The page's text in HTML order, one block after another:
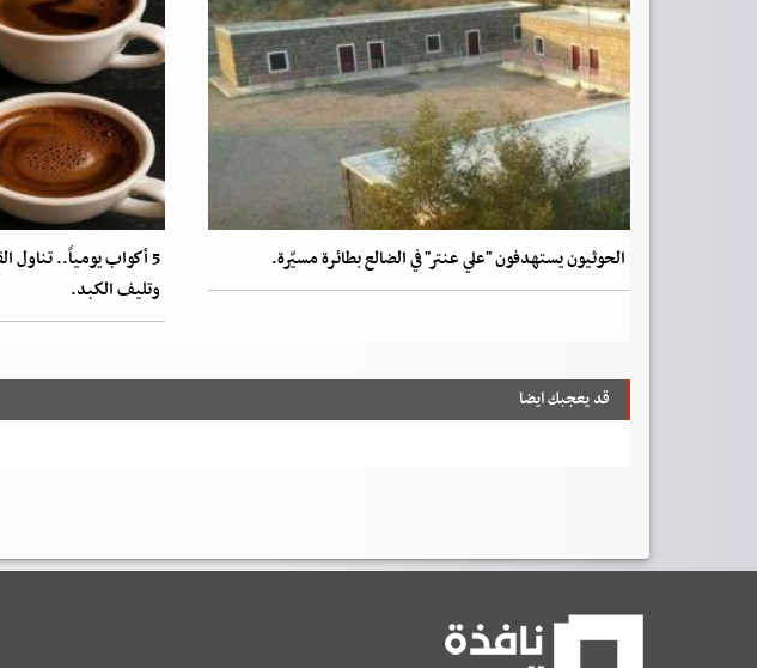
الحوثيون يستهدفون "علي عنتر" في الضالع بطائرة مسيّرة.
5 أكواب يومياً.. تناول
وتليف الكبد.
قد يعجبك ايضا